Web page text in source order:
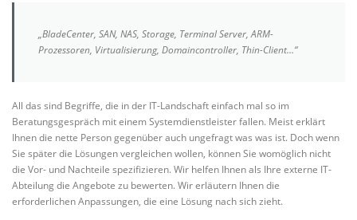
AKTUELLES DATENSCHUTZ
„BladeCenter, SAN, NAS, Storage, Terminal Server, ARM-
Prozessoren, Virtualisierung, Domaincontroller, Thin-Client…“
All das sind Begriffe, die in der IT-Landschaft einfach mal so im
Beratungsgespräch mit einem Systemdienstleister fallen. Meist erklärt
Ihnen die nette Person gegenüber auch ungefragt was was ist. Doch wenn
Sie später die Lösungen vergleichen wollen, können Sie womöglich nicht
die Vor- und Nachteile spezifizieren. Wir helfen Ihnen als Ihre externe IT-
Abteilung die Angebote zu bewerten. Wir erläutern Ihnen die
erforderlichen Anpassungen, die eine Lösung nach sich zieht.